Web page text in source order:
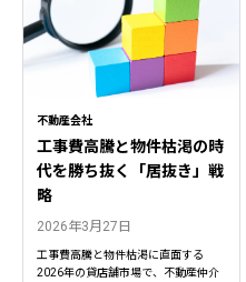
不動産会社
工事費高騰と物件枯渇の時
代を勝ち抜く「居抜き」戦
略
2026年3月27日
工事費高騰と物件枯渇に直面する
2026年の貸店舗市場で、不動産仲介